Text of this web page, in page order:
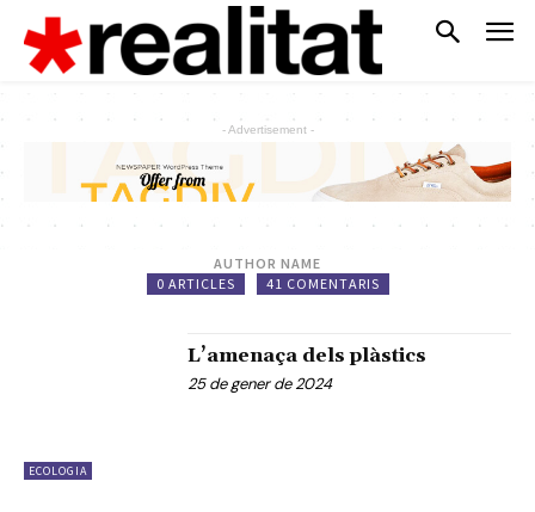
- Advertisement -
AUTHOR NAME
0 ARTICLES
41 COMENTARIS
ECOLOGIA
L’amenaça dels plàstics
25 de gener de 2024